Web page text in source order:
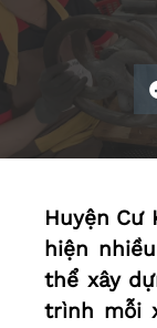
Huyện Cư
hiện
thể xây
trình mỗi